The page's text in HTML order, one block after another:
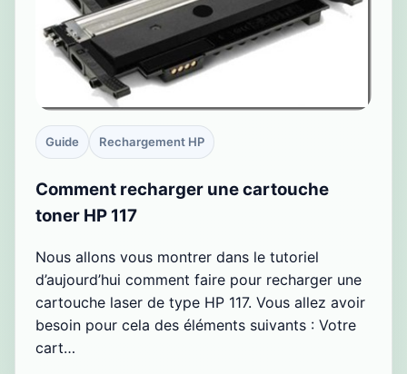
Guide Rechargement HP
Comment recharger une cartouche
toner HP 117
Nous allons vous montrer dans le tutoriel
d’aujourd’hui comment faire pour recharger une
cartouche laser de type HP 117. Vous allez avoir
besoin pour cela des éléments suivants : Votre
cart…